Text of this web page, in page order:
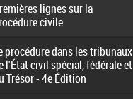
lignes sur la
civile
procédure dans les tribunaux
l'État civil spécial, fédérale et
Trésor - 4e Édition